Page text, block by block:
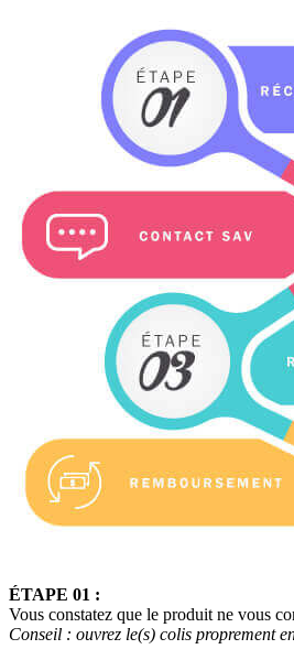
ÉTAPE 01 :
Vous constatez que le produit ne vous
Conseil : ouvrez le(s) colis proprement